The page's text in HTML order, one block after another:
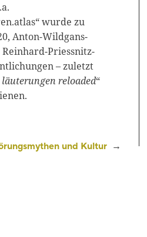
wurde zu
Anton-Wildgans-
Priessnitz-
– zuletzt
läuterungen reloaded“
→
und Kultur